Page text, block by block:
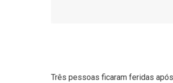
Três pessoas ficaram feridas